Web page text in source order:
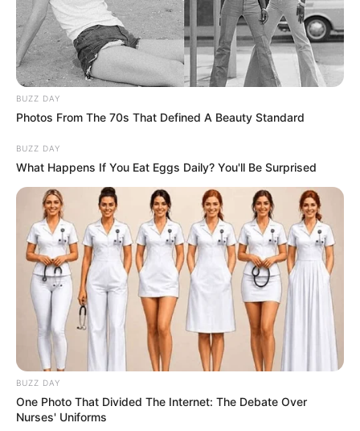
BUZZ DAY
Photos From The 70s That Defined A Beauty Standard
BUZZ DAY
What Happens If You Eat Eggs Daily? You'll Be Surprised
BUZZ DAY
One Photo That Divided The Internet: The Debate Over
Nurses' Uniforms